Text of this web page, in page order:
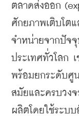
ตลาดส่งออก
ศักยภาพเติบโต
จำหน่ายจากปัจ
ประเทศทั่วโลก
พร้อมยกระดับศู
สมัยและครบวง
ผลิตโดยใช้ระบ